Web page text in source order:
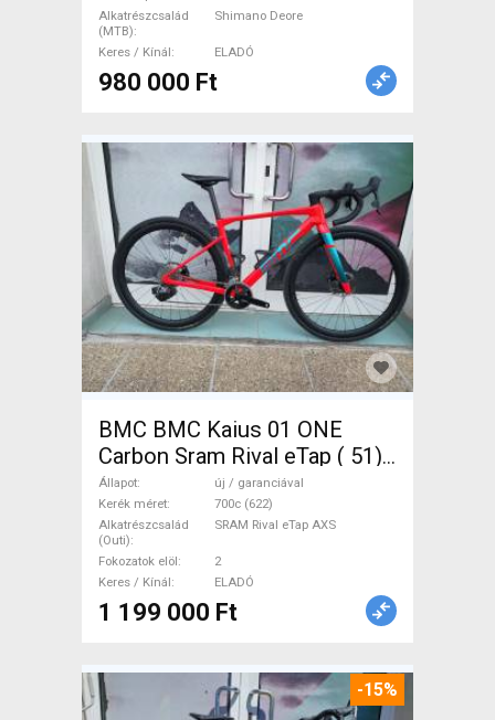
Alkatrészcsalád
(MTB)
Shimano Deore
Keres / Kínál ELADÓ
980 000 Ft
BMC BMC Kaius 01 ONE
Carbon Sram Rival eTap ( 51)
Gravel / CX SRAM Rival eTap
AXS tárcsafék új / garanciával
ELADÓ
Állapot
új / garanciával
Kerék méret
700c (622)
Alkatrészcsalád
(Outi)
SRAM Rival eTap AXS
Fokozatok elöl
2
Keres / Kínál
ELADÓ
1 199 000 Ft
-15%